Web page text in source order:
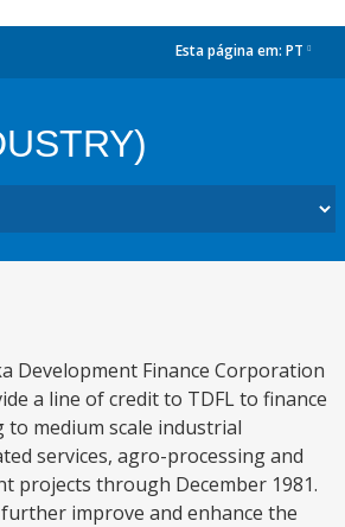
Esta página em: PT
Development Finance Corporation
a line of credit to TDFL to finance
to medium scale industrial
services, agro-processing and
projects through December 1981.
improve and enhance the